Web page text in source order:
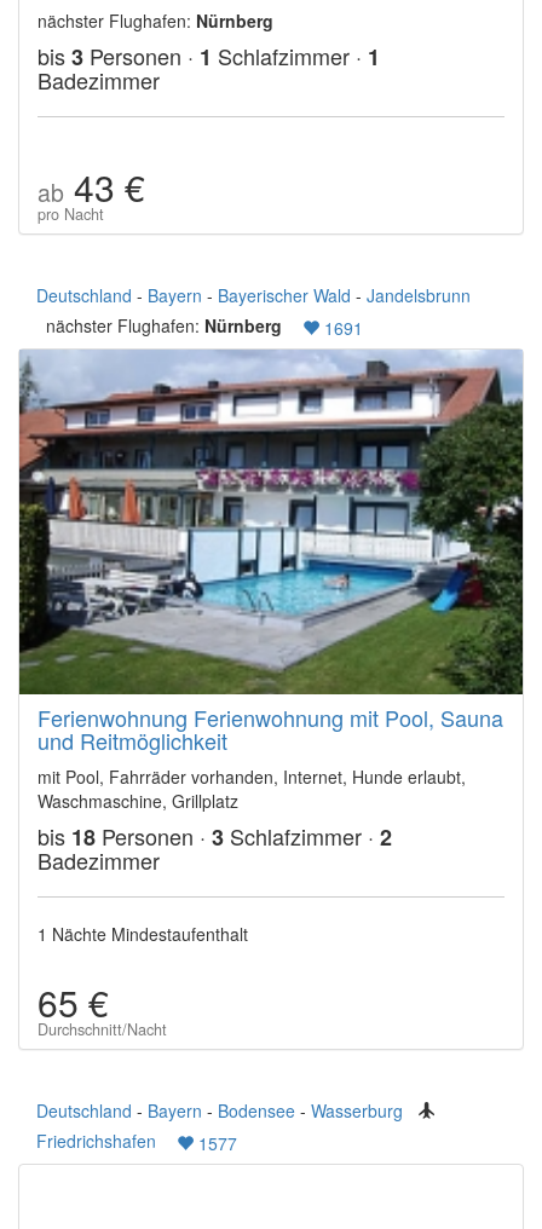
nächster Flughafen: Nürnberg
bis3 Personen · 1 Schlafzimmer · 1
Badezimmer
ab 43 €
pro Nacht
Deutschland - Bayern - Bayerischer Wald - Jandelsbrunn
nächster Flughafen: Nürnberg 1691
Ferienwohnung Ferienwohnung mit Pool, Sauna
und Reitmöglichkeit
mit Pool, Fahrräder vorhanden, Internet, Hunde erlaubt,
Waschmaschine, Grillplatz
bis 18 Personen · 3 Schlafzimmer · 2
Badezimmer
1 Nächte Mindestaufenthalt
65 €
Durchschnitt/Nacht
Deutschland - Bayern - Bodensee - Wasserburg
Friedrichshafen
1577